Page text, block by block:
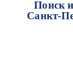
Поиск
Санкт-